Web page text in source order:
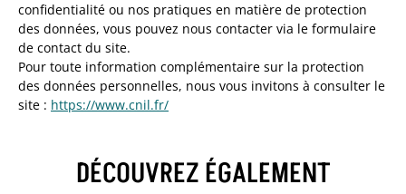
confidentialité ou nos pratiques en matière de protection
des données, vous pouvez nous contacter via le formulaire
de contact du site.
Pour toute information complémentaire sur la protection
des données personnelles, nous vous invitons à consulter le
site : https://www.cnil.fr/
DÉCOUVREZ ÉGALEMENT